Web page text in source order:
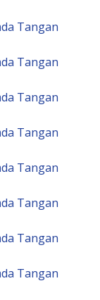
Tangan
Tangan
Tangan
Tangan
Tangan
Tangan
Tangan
Tangan